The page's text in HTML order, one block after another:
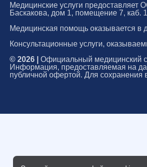
Медицинские услуги предоставляет
Баскакова, дом 1, помещение 7,
Медицинская помощь оказывается в
Консультационные услуги,
© 2026 |
Официальный медицинский
Информация, предоставляемая на
публичной офертой. Для